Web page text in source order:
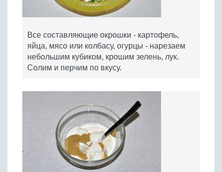
Все составляющие окрошки - картофель,
яйца, мясо или колбасу, огурцы - нарезаем
небольшим кубиком, крошим зелень, лук.
Солим и перчим по вкусу.